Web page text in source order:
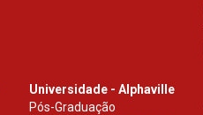
Universidade - Alphaville
Pós-Graduação